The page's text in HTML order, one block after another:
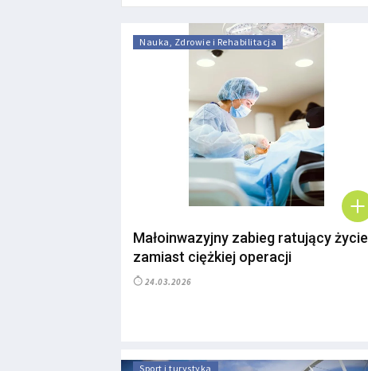
Nauka, Zdrowie i Rehabilitacja
Małoinwazyjny zabieg ratujący życie
zamiast ciężkiej operacji
24.03.2026
Sport i turystyka